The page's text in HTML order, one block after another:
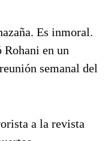
Es inmoral.
en un
semanal del
a la revista